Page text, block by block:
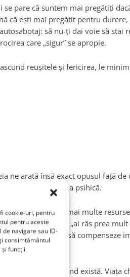
cookie-uri, pentru
pentru aceste
navigare sau ID-
consimțământul
funcții.
pare că suntem mai pregătiţi
că eşti mai pregătit pentru durere,
să nu-ţi dai voie să stai
care „sigur” se apropie.
reuşitele şi fericirea, le
ne arată însă exact opusul faţă de
rezistenţa psihică.
în timp, mai multe resurse
care spune: „ai râs prea mult
viaţa ar trebui să compenseze
binele atunci când există. Viaţa